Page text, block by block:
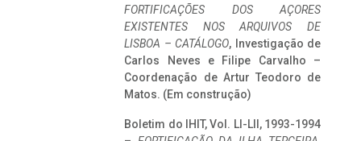
FORTIFICAÇÕES DOS AÇORES
EXISTENTES NOS ARQUIVOS DE
LISBOA – CATÁLOGO, Investigação de
Carlos Neves e Filipe Carvalho –
Coordenação de Artur Teodoro de
Matos. (Em construção)
Boletim do IHIT, Vol. LI-LII, 1993-1994